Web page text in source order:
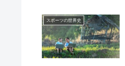
スポーツの世界史